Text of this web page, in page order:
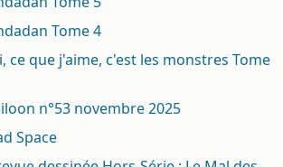
Tome 4
ce que j'aime, c'est les monstres Tome
n°53 novembre 2025
Space